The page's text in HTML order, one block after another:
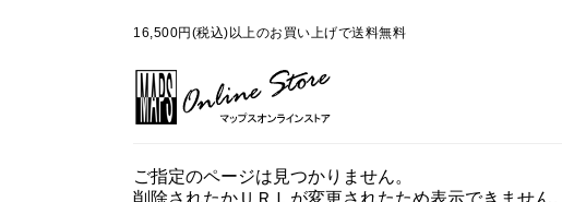
16,500円(税込)以上のお買い上げで送料無料
ご指定のページは見つかりません。
削除されたかＵＲＬが変更されたため表示できません。